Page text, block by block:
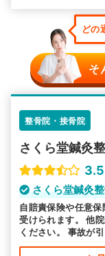
どの
そ
整骨院・接骨院
さくら堂鍼灸
3.5
さくら堂鍼灸
自賠責保険や任意
受けられます。 他
ください。 事故が
調もお気軽にご相談